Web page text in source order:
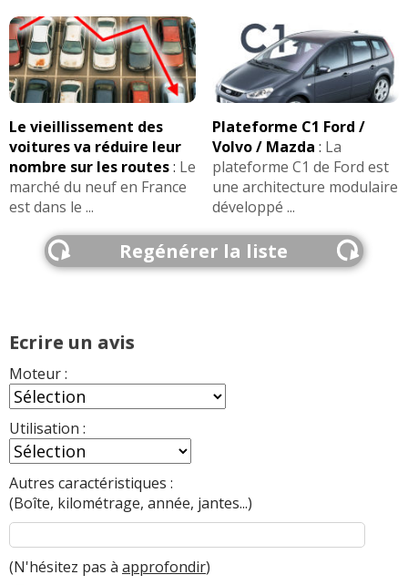
Le vieillissement des
voitures va réduire leur
nombre sur les routes: Le
marché du neuf en France
est dans le ...
Plateforme C1 Ford /
Volvo / Mazda : La
plateforme C1 de Ford est
une architecture modulaire
développé ...
Regénérer la liste
Ecrire un avis
Moteur :
Utilisation :
Autres caractéristiques :
(Boîte, kilométrage, année, jantes...)
(N'hésitez pas à approfondir)